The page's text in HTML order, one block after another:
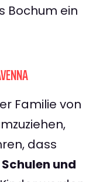
Bochum ein
Familie von
dass
Schulen und